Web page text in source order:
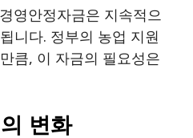
영안정자금은 지속적으
니다. 정부의 농업 지원
큼, 이 자금의 필요성은
변화